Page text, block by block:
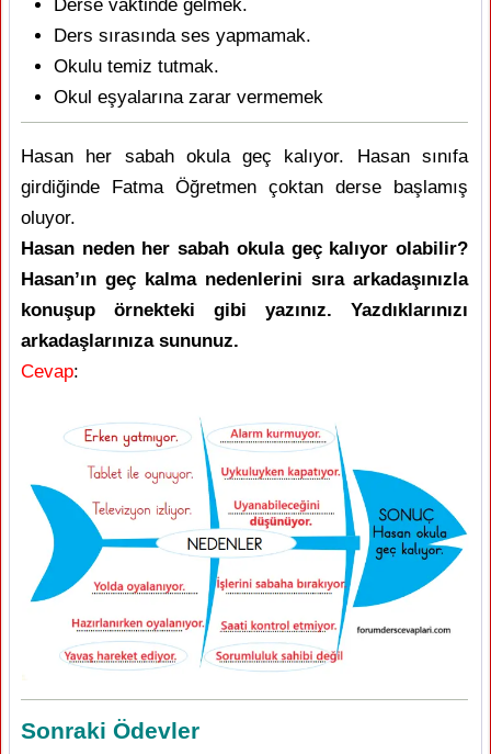
Derse vaktinde gelmek.
Ders sırasında ses yapmamak.
Okulu temiz tutmak.
Okul eşyalarına zarar vermemek
Hasan her sabah okula geç kalıyor. Hasan sınıfa
girdiğinde Fatma Öğretmen çoktan derse başlamış
oluyor.
Hasan neden her sabah okula geç kalıyor olabilir?
Hasan’ın geç kalma nedenlerini sıra arkadaşınızla
konuşup örnekteki gibi yazınız. Yazdıklarınızı
arkadaşlarınıza sununuz.
Cevap:
Sonraki Ödevler